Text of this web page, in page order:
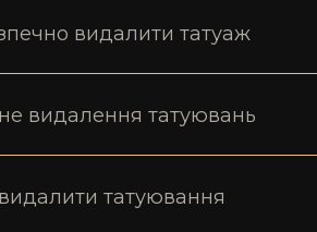
видалити татуаж
видалення татуювань
татуювання